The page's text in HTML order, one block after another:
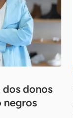
donos
negros